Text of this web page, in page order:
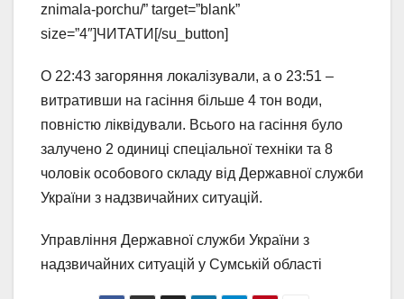
znimala-porchu/” target=”blank”
size=”4″]ЧИТАТИ[/su_button]
О 22:43 загоряння локалізували, а о 23:51 –
витративши на гасіння більше 4 тон води,
повністю ліквідували. Всього на гасіння було
залучено 2 одиниці спеціальної техніки та 8
чоловік особового складу від Державної служби
України з надзвичайних ситуацій.
Управління Державної служби України з
надзвичайних ситуацій у Сумській області